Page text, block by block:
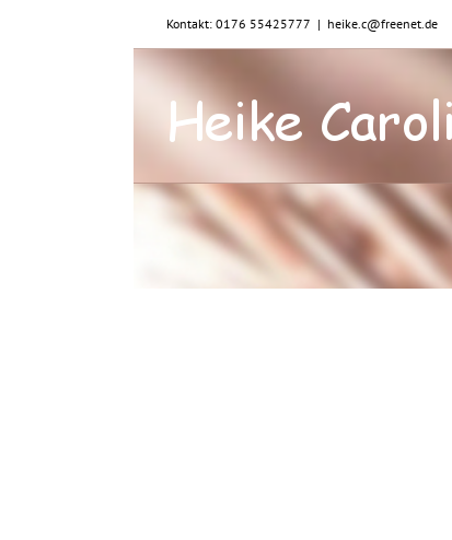
Kontakt: 0176 55425777 | heike.c@freenet.de